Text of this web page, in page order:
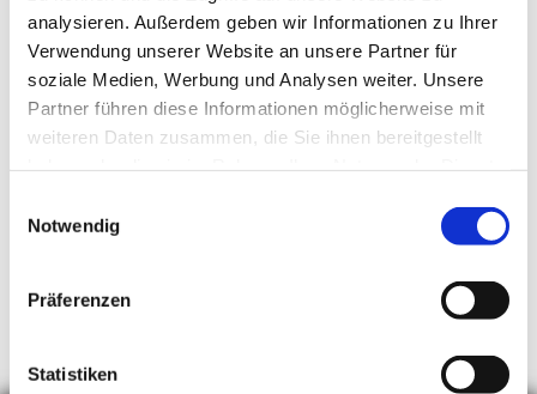
analysieren. Außerdem geben wir Informationen zu Ihrer
Verwendung unserer Website an unsere Partner für
soziale Medien, Werbung und Analysen weiter. Unsere
Partner führen diese Informationen möglicherweise mit
weiteren Daten zusammen, die Sie ihnen bereitgestellt
Notwendig
Präferenzen
Statistiken